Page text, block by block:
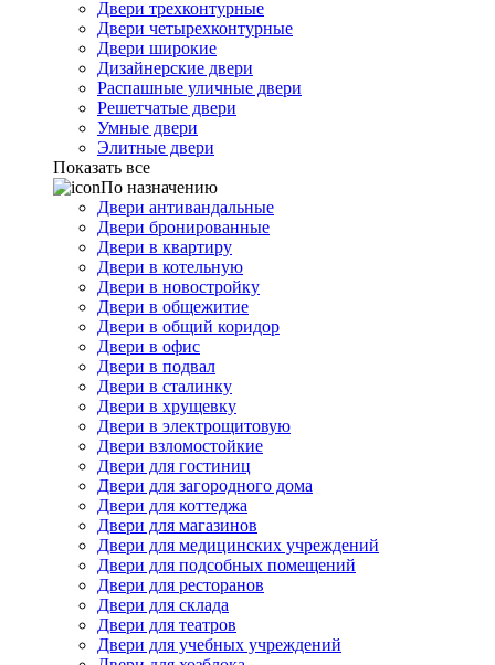
Двери трехконтурные
Двери четырехконтурные
Двери широкие
Дизайнерские двери
Распашные уличные двери
Решетчатые двери
Умные двери
Элитные двери
Показать все
По назначению
Двери антивандальные
Двери бронированные
Двери в квартиру
Двери в котельную
Двери в новостройку
Двери в общежитие
Двери в общий коридор
Двери в офис
Двери в подвал
Двери в сталинку
Двери в хрущевку
Двери в электрощитовую
Двери взломостойкие
Двери для гостиниц
Двери для загородного дома
Двери для коттеджа
Двери для магазинов
Двери для медицинских учреждений
Двери для подсобных помещений
Двери для ресторанов
Двери для склада
Двери для театров
Двери для учебных учреждений